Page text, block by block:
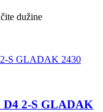
dužine
D4 2-S GLADAK